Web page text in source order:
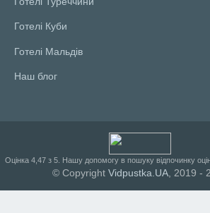
Готелі Куби
Готелі Мальдiв
Наш блог
Оцiнка 4,47 з 5 . Нашу допомогу в пошуку відпочинку
© Copyright Vidpustka.UA, 2019 -